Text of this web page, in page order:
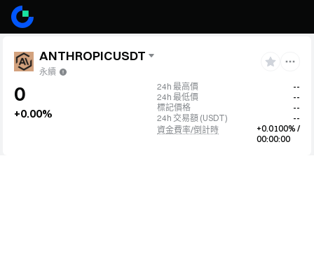
ANTHROPICUSDT
永續
0
+0.00%
24h 最高價
--
24h 最低價
--
標記價格
--
24h 交易額 (USDT)
--
資金費率/倒計時
+0.0100% /
00:00:00